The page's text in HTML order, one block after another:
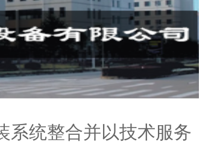
系统整合并以技术服务